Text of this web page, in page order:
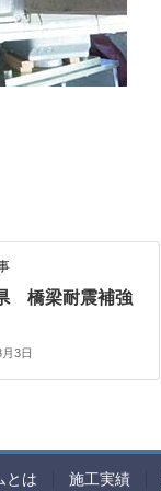
橋梁耐震補強
3日
とは 施工実績